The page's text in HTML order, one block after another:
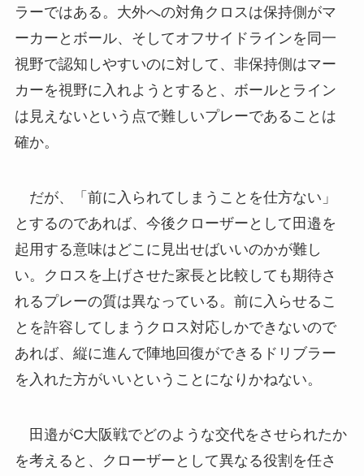
ラーではある。大外への対角クロスは保持側がマ
ーカーとボール、そしてオフサイドラインを同一
視野で認知しやすいのに対して、非保持側はマー
カーを視野に入れようとすると、ボールとライン
は見えないという点で難しいプレーであることは
確か。
だが、「前に入られてしまうことを仕方ない」
とするのであれば、今後クローザーとして田邉を
起用する意味はどこに見出せばいいのかが難し
い。クロスを上げさせた家長と比較しても期待さ
れるプレーの質は異なっている。前に入らせるこ
とを許容してしまうクロス対応しかできないので
あれば、縦に進んで陣地回復ができるドリブラー
を入れた方がいいということになりかねない。
田邉がC大阪戦でどのような交代をさせられたか
を考えると、クローザーとして異なる役割を任さ